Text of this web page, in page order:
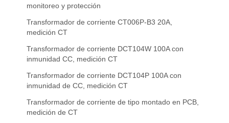
monitoreo y protección
Transformador de corriente CT006P-B3 20A,
medición CT
Transformador de corriente DCT104W 100A con
inmunidad CC, medición CT
Transformador de corriente DCT104P 100A con
inmunidad de CC, medición CT
Transformador de corriente de tipo montado en PCB,
medición de CT